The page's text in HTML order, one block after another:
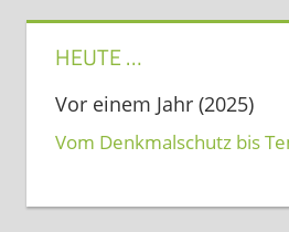
HEUTE …
Vor einem Jahr (2025)
Vom Denkmalschutz bis